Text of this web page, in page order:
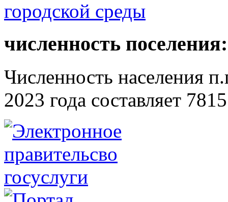
численность поселения:
Численность населения
2023 года составляет